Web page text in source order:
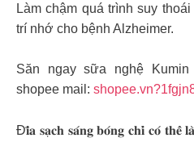
Làm chậm quá trình suy
trí nhớ cho bệnh Alzheimer.
Săn ngay sữa nghệ
shopee mail:
Đ𝐢̃𝐚 𝐬𝐚̣𝐜𝐡 𝐬𝐚́𝐧𝐠 𝐛𝐨́𝐧𝐠 𝐜𝐡𝐢̉ 𝐜𝐨́